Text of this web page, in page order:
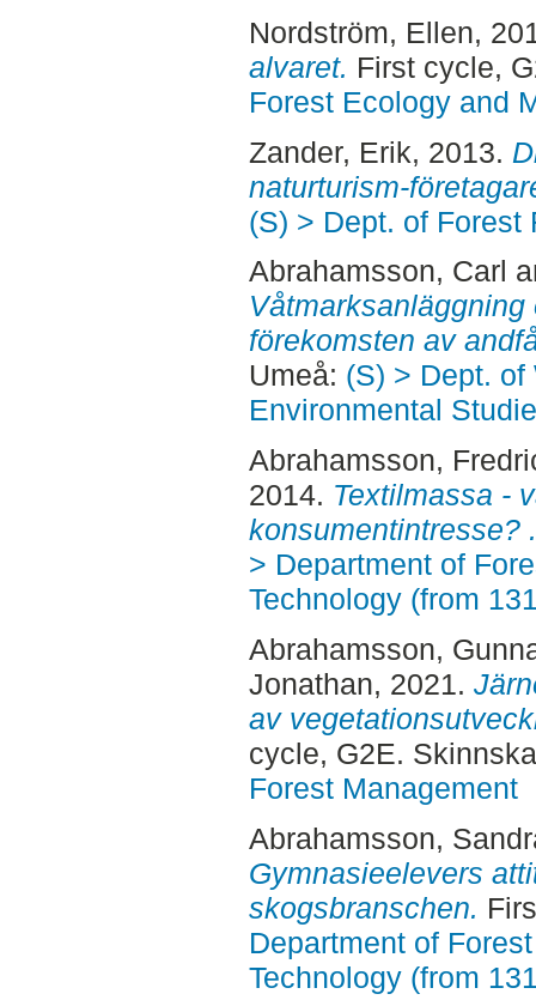
Nordström, Ellen,
alvaret. First cycle,
Forest Ecology and
Zander, Erik, 2013.
naturturism-
(S) > Dept. of Forest
Abrahamsson, Carl
förekomsten av
Umeå: (S) > Dept.
Environmental
Abrahamsson,
2014. Textilmassa -
konsumentintresse? .
> Department of
Technology (from
Abrahamsson,
Jonathan, 2021.
av
cycle, G2E.
Forest Management
Abrahamsson,
Gymnasieelevers
skogsbranschen.
Department of
Technology (from